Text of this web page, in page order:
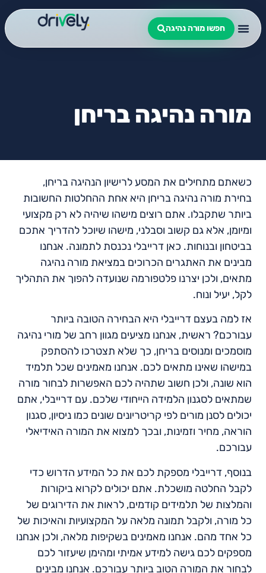
חפשו מורה נהיגה
מורה נהיגה בריחן
כשאתם מתחילים את המסע לרישיון הנהיגה בריחן,
בחירת מורה נהיגה בריחן היא אחת ההחלטות החשובות
ביותר שתקבלו. אתם רוצים מישהו שיהיה לא רק מקצועי
ומיומן, אלא גם קשוב וסבלני, מישהו שיוכל להדריך אתכם
בביטחון ובנוחות. כאן דרייבלי נכנסת לתמונה. אנחנו
מבינים את האתגרים הכרוכים במציאת מורה נהיגה
מתאים, ולכן יצרנו פלטפורמה שנועדה להפוך את התהליך
לקל, יעיל ונוח.
אז למה בעצם דרייבלי היא הבחירה הטובה ביותר
עבורכם? ראשית, אנחנו מציעים מגוון רחב של מורי נהיגה
מוסמכים ומנוסים בריחן, כך שלא תצטרכו להסתפק
במישהו שאינו מתאים לכם. אנחנו מאמינים שכל תלמיד
הוא שונה, ולכן חשוב שתהיה לכם האפשרות לבחור מורה
שמתאים לסגנון הלמידה הייחודי שלכם. עם דרייבלי, אתם
יכולים לסנן מורים לפי קריטריונים שונים כמו ניסיון, סגנון
הוראה, מחיר וזמינות, ובכך למצוא את המורה האידיאלי
עבורכם.
בנוסף, דרייבלי מספקת לכם את כל המידע הדרוש כדי
לקבל החלטה מושכלת. אתם יכולים לקרוא ביקורות
והמלצות של תלמידים קודמים, לראות את הדירוגים של
כל מורה, ולקבל תמונה מלאה על המקצועיות והאיכות של
כל אחד מהם. אנחנו מאמינים בשקיפות מלאה, ולכן אנחנו
מספקים לכם גישה למידע אמיתי ומהימן שיעזור לכם
לבחור את המורה הטוב ביותר עבורכם. אנחנו מבינים